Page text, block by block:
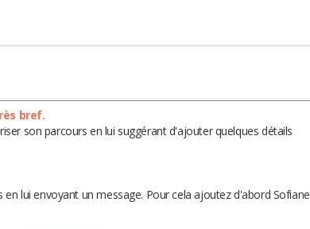
bref.
son parcours en lui suggérant d'ajouter quelques détails
en lui envoyant un message. Pour cela ajoutez d'abord Sofiane